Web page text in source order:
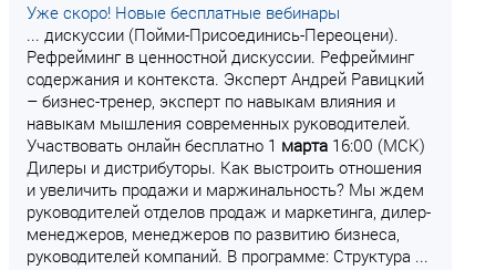
Уже скоро! Новые бесплатные вебинары
... дискуссии (Пойми-Присоединись-Переоцени).
Рефрейминг в ценностной дискуссии. Рефрейминг
содержания и контекста. Эксперт Андрей Равицкий
– бизнес-тренер, эксперт по навыкам влияния и
навыкам мышления современных руководителей.
Участвовать онлайн бесплатно 1 марта 16:00 (МСК)
Дилеры и дистрибуторы. Как выстроить отношения
и увеличить продажи и маржинальность? Мы ждем
руководителей отделов продаж и маркетинга, дилер-
менеджеров, менеджеров по развитию бизнеса,
руководителей компаний. В программе: Структура ...